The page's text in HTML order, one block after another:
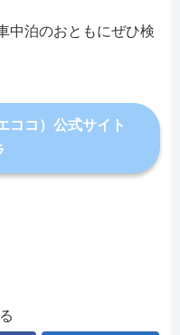
中泊のおともにぜひ検
ココ）公式サイト